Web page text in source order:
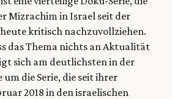
Mizrachim in Israel seit der
kritisch nachzuvollziehen.
das Thema nichts an Aktualität
sich am deutlichsten in der
die Serie, die seit ihrer
2018 in den israelischen